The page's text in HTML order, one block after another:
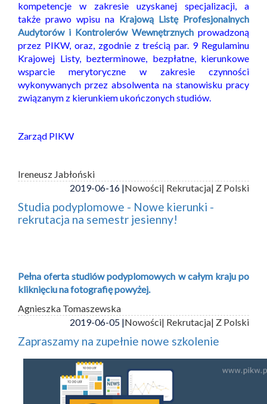
kompetencje w zakresie uzyskanej specjalizacji, a
także prawo wpisu na Krajową Listę Profesjonalnych
Audytorów i Kontrolerów Wewnętrznych prowadzoną
przez PIKW, oraz, zgodnie z treścią par. 9 Regulaminu
Krajowej Listy, bezterminowe, bezpłatne, kierunkowe
wsparcie merytoryczne w zakresie czynności
wykonywanych przez absolwenta na stanowisku pracy
związanym z kierunkiem ukończonych studiów.
Zarząd PIKW
Ireneusz Jabłoński
2019-06-16 |Nowości| Rekrutacja| Z Polski
Studia podyplomowe - Nowe kierunki -
rekrutacja na semestr jesienny!
Pełna oferta studiów podyplomowych w całym kraju po
kliknięciu na fotografię powyżej.
Agnieszka Tomaszewska
2019-06-05 |Nowości| Rekrutacja| Z Polski
Zapraszamy na zupełnie nowe szkolenie